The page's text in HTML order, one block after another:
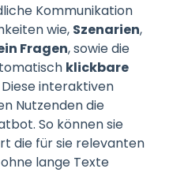
Kommunikation
wie, Szenarien,
Fragen, sowie die
klickbare
interaktiven
Nutzenden die
So können sie
die für sie relevanten
lange Texte